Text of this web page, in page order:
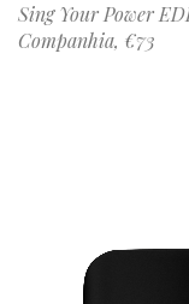
Sing Your Power
Companhia, €73